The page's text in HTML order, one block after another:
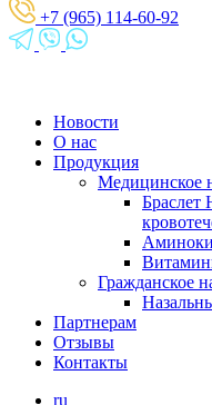
+7 (965) 114-60-92
Новости
О нас
Продукция
Медицинское
Браслет
Гражданское
Партнерам
Отзывы
Контакты
ru